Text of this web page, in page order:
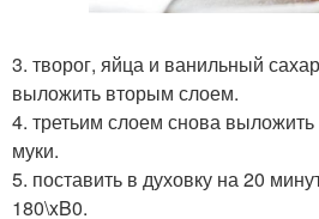
3. творог, яйца и ванильный
выложить вторым слоем.
4. третьим слоем снова
муки.
5. поставить в духовку на 20
180\xB0.